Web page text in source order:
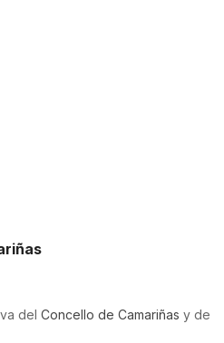
del Concello de Camariñas y de